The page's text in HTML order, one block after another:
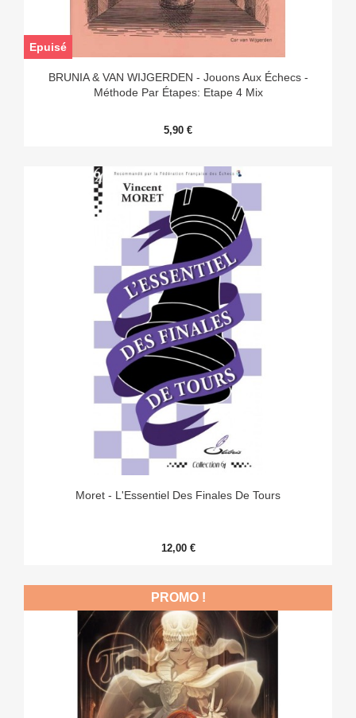
BRUNIA & VAN WIJGERDEN - Jouons Aux Échecs -
Méthode Par Étapes: Etape 4 Mix
5,90 €
Epuisé
Moret - L'Essentiel Des Finales De Tours
12,00 €
PROMO !